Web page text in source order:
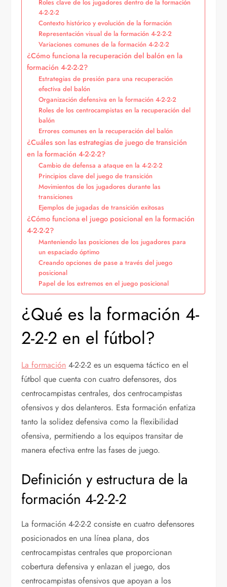
Roles clave de los jugadores dentro de la formación
4-2-2-2
Contexto histórico y evolución de la formación
Representación visual de la formación 4-2-2-2
Variaciones comunes de la formación 4-2-2-2
¿Cómo funciona la recuperación del balón en la
formación 4-2-2-2?
Estrategias de presión para una recuperación
efectiva del balón
Organización defensiva en la formación 4-2-2-2
Roles de los centrocampistas en la recuperación del
balón
Errores comunes en la recuperación del balón
¿Cuáles son las estrategias de juego de transición
en la formación 4-2-2-2?
Cambio de defensa a ataque en la 4-2-2-2
Principios clave del juego de transición
Movimientos de los jugadores durante las
transiciones
Ejemplos de jugadas de transición exitosas
¿Cómo funciona el juego posicional en la formación
4-2-2-2?
Manteniendo las posiciones de los jugadores para
un espaciado óptimo
Creando opciones de pase a través del juego
posicional
Papel de los extremos en el juego posicional
¿Qué es la formación 4-
2-2-2 en el fútbol?
La formación 4-2-2-2 es un esquema táctico en el
fútbol que cuenta con cuatro defensores, dos
centrocampistas centrales, dos centrocampistas
ofensivos y dos delanteros. Esta formación enfatiza
tanto la solidez defensiva como la flexibilidad
ofensiva, permitiendo a los equipos transitar de
manera efectiva entre las fases de juego.
Definición y estructura de la
formación 4-2-2-2
La formación 4-2-2-2 consiste en cuatro defensores
posicionados en una línea plana, dos
centrocampistas centrales que proporcionan
cobertura defensiva y enlazan el juego, dos
centrocampistas ofensivos que apoyan a los